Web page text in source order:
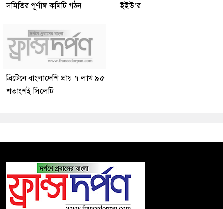
সমিতির পূর্ণাঙ্গ কমিটি গঠন
ইইউ’র
ব্রিটেনে বাংলাদেশি প্রায় ৭ লাখ ৯৫
শতাংশই সিলেটি